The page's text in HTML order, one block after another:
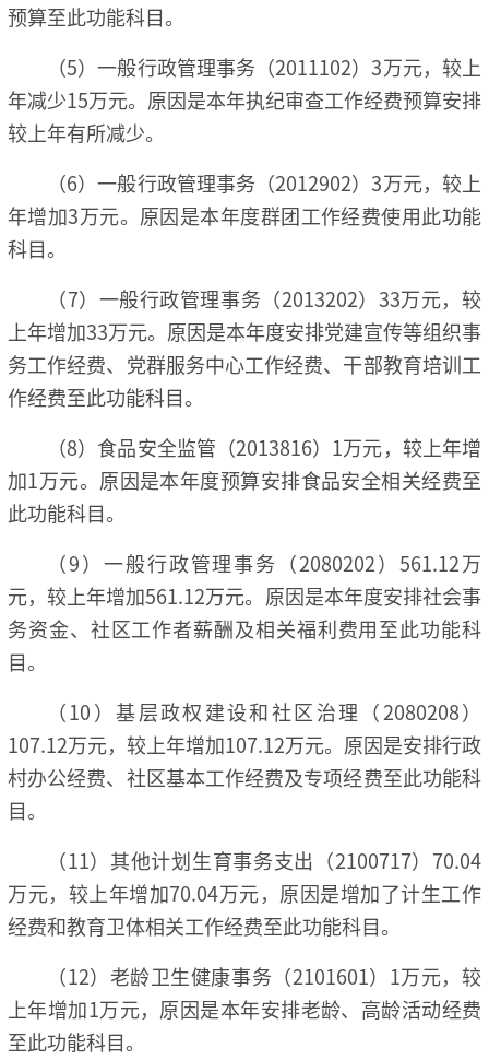
预算至此功能科目。
（5）一般行政管理事务（2011102）3万元，较上
年减少15万元。原因是本年执纪审查工作经费预算安排
较上年有所减少。
（6）一般行政管理事务（2012902）3万元，较上
年增加3万元。原因是本年度群团工作经费使用此功能
科目。
（7）一般行政管理事务（2013202）33万元，较
上年增加33万元。原因是本年度安排党建宣传等组织事
务工作经费、党群服务中心工作经费、干部教育培训工
作经费至此功能科目。
（8）食品安全监管（2013816）1万元，较上年增
加1万元。原因是本年度预算安排食品安全相关经费至
此功能科目。
（9）一般行政管理事务（2080202）561.12万
元，较上年增加561.12万元。原因是本年度安排社会事
务资金、社区工作者薪酬及相关福利费用至此功能科
目。
（10）基层政权建设和社区治理（2080208）
107.12万元，较上年增加107.12万元。原因是安排行政
村办公经费、社区基本工作经费及专项经费至此功能科
目。
（11）其他计划生育事务支出（2100717）70.04
万元，较上年增加70.04万元，原因是增加了计生工作
经费和教育卫体相关工作经费至此功能科目。
（12）老龄卫生健康事务（2101601）1万元，较
上年增加1万元，原因是本年安排老龄、高龄活动经费
至此功能科目。